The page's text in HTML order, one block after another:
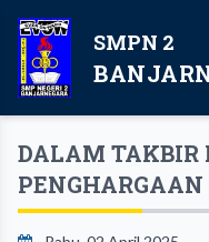
SMPN 2
DALAM TAKBIR
PENGHARGAAN